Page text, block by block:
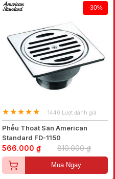
-30%
1440 Lượt đánh giá
Phễu Thoát Sàn American
Standard FD-1150
566.000 ₫ 810.000 ₫
Mua Ngay